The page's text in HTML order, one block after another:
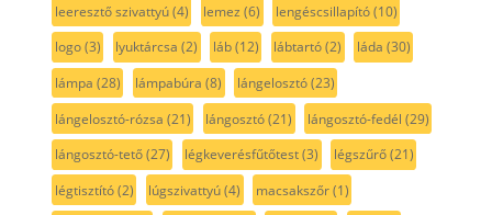
leeresztő szivattyú(4) lemez (6) lengéscsillapító(10)
logo(3) lyuktárcsa (2) láb(12) lábtartó(2) láda (30)
lámpa (28) lámpabúra (8) lángelosztó(23)
lángelosztó-rózsa (21) lángosztó(21) lángosztó-fedél (29)
lángosztó-tető(27) légkeverésfűtőtest(3) légszűrő(21)
légtisztító(2) lúgszivattyú(4) macsakszőr(1)